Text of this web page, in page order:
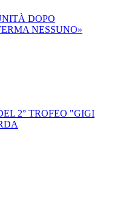
DOPO
NESSUNO»
2° TROFEO "GIGI